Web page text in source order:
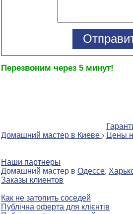
Перезвоним через 5 минут!
Домашний мастер в Киеве › Цены
Наши партнеры
Домашний мастер в Одессе,
Заказы клиентов
Как не затопить соседей
Публічна оферта для клієнтів